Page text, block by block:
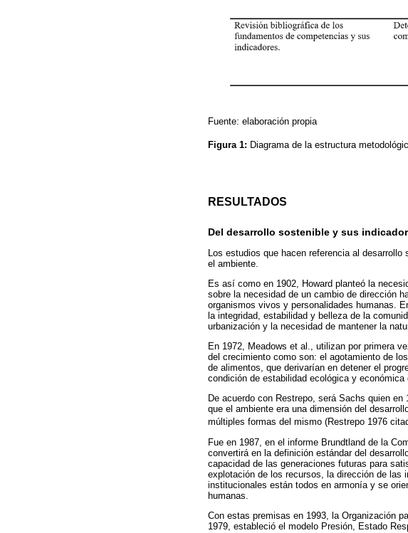
Fuente: elaboración propia
Figura 1: Diagrama de la estructura
RESULTADOS
Del desarrollo sostenible y sus
Los estudios que hacen referencia al
el ambiente.
Es así como en 1902, Howard planteó la
sobre la necesidad de un cambio de dirección
organismos vivos y personalidades humanas.
la integridad, estabilidad y belleza de la
urbanización y la necesidad de mantener la
En 1972, Meadows et al., utilizan por primera
del crecimiento como son: el agotamiento de
de alimentos, que derivarían en detener el
condición de estabilidad ecológica y económica
De acuerdo con Restrepo, será Sachs quien
que el ambiente era una dimensión del
múltiples formas del mismo (Restrepo 1976
Fue en 1987, en el informe Brundtland de la
convertirá en la definición estándar del
capacidad de las generaciones futuras para
explotación de los recursos, la dirección de las
institucionales están todos en armonía y se
humanas.
Con estas premisas en 1993, la Organización
1979, estableció el modelo Presión, Estado